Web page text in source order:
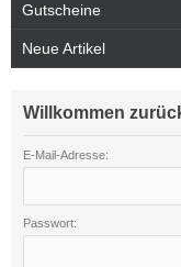
Gutscheine
Neue Artikel
Willkommen
E-Mail-Adresse:
Passwort: